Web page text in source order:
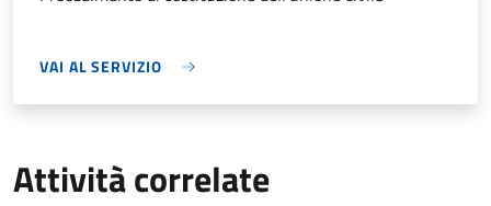
VAI AL SERVIZIO
Attività correlate